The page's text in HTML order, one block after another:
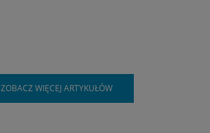
ZOBACZ WIĘCEJ ARTYKUŁÓW